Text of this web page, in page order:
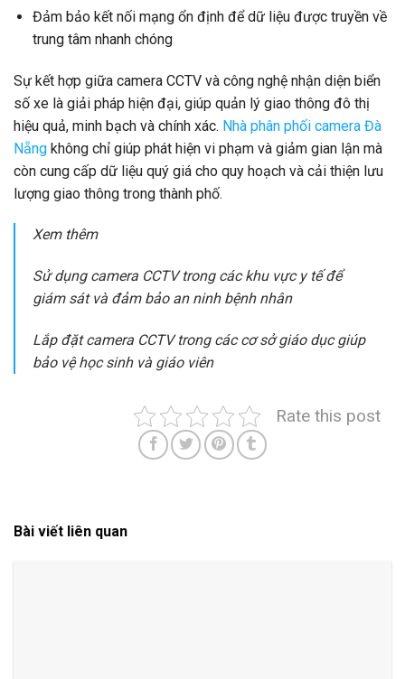
Đảm bảo kết nối mạng ổn định để dữ liệu được truyền về
trung tâm nhanh chóng
Sự kết hợp giữa camera CCTV và công nghệ nhận diện biển
số xe là giải pháp hiện đại, giúp quản lý giao thông đô thị
hiệu quả, minh bạch và chính xác. Nhà phân phối camera Đà
Nẵng không chỉ giúp phát hiện vi phạm và giảm gian lận mà
còn cung cấp dữ liệu quý giá cho quy hoạch và cải thiện lưu
lượng giao thông trong thành phố.
Xem thêm
Sử dụng camera CCTV trong các khu vực y tế để
giám sát và đảm bảo an ninh bệnh nhân
Lắp đặt camera CCTV trong các cơ sở giáo dục giúp
bảo vệ học sinh và giáo viên
Rate this post
Bài viết liên quan